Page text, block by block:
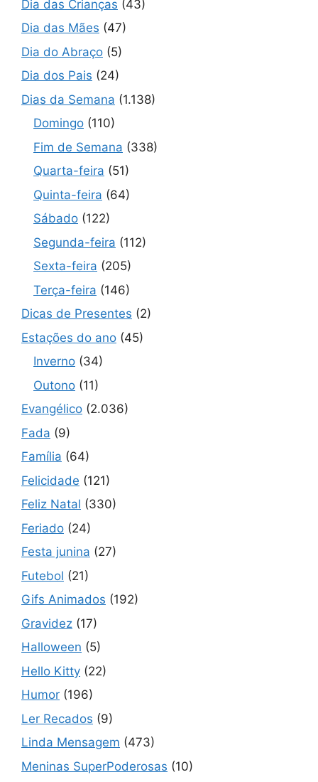
Dia das Crianças (43)
Dia das Mães (47)
Dia do Abraço (5)
Dia dos Pais (24)
Dias da Semana (1.138)
Domingo (110)
Fim de Semana (338)
Quarta-feira (51)
Quinta-feira (64)
Sábado (122)
Segunda-feira (112)
Sexta-feira (205)
Terça-feira (146)
Dicas de Presentes (2)
Estações do ano (45)
Inverno (34)
Outono (11)
Evangélico (2.036)
Fada (9)
Família (64)
Felicidade (121)
Feliz Natal (330)
Feriado (24)
Festa junina (27)
Futebol (21)
Gifs Animados (192)
Gravidez (17)
Halloween (5)
Hello Kitty (22)
Humor (196)
Ler Recados (9)
Linda Mensagem (473)
Meninas SuperPoderosas (10)